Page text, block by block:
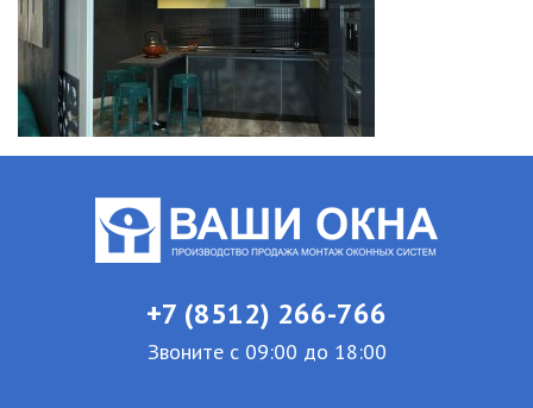
+7 (8512) 266-766
Звоните с 09:00 до 18:00